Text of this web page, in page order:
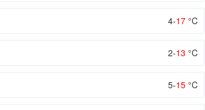
4-17 °C
2-13 °C
5-15 °C